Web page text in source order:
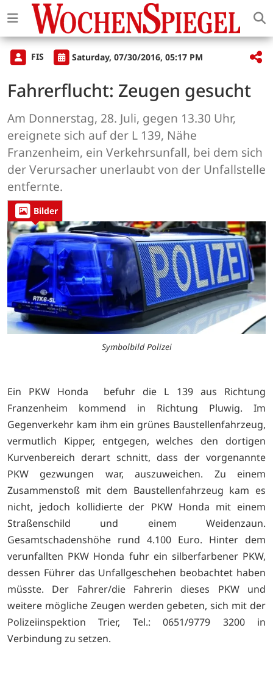
FIS Saturday, 07/30/2016, 05:17 PM
Fahrerflucht: Zeugen gesucht
Am Donnerstag, 28. Juli, gegen 13.30 Uhr,
ereignete sich auf der L 139, Nähe
Franzenheim, ein Verkehrsunfall, bei dem sich
der Verursacher unerlaubt von der Unfallstelle
entfernte.
Bilder
Symbolbild Polizei
Ein PKW Honda befuhr die L 139 aus Richtung
Franzenheim kommend in Richtung Pluwig. Im
Gegenverkehr kam ihm ein grünes Baustellenfahrzeug,
vermutlich Kipper, entgegen, welches den dortigen
Kurvenbereich derart schnitt, dass der vorgenannte
PKW gezwungen war, auszuweichen. Zu einem
Zusammenstoß mit dem Baustellenfahrzeug kam es
nicht, jedoch kollidierte der PKW Honda mit einem
Straßenschild und einem Weidenzaun.
Gesamtschadenshöhe rund 4.100 Euro. Hinter dem
verunfallten PKW Honda fuhr ein silberfarbener PKW,
dessen Führer das Unfallgeschehen beobachtet haben
müsste. Der Fahrer/die Fahrerin dieses PKW und
weitere mögliche Zeugen werden gebeten, sich mit der
Polizeiinspektion Trier, Tel.: 0651/9779 3200 in
Verbindung zu setzen.